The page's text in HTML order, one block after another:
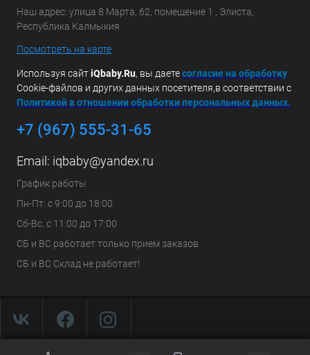
Наш адрес: улица 8 Марта, 62, помещение 1 , Элиста,
Республика Калмыкия
Посмотреть на карте
Используя сайтiQbaby.Ru, вы даетесогласие на обработку
Cookie-файлов и других данных посетителя,в соответствии с
Политикой в отношении обработки персональных данных.
+7 (967) 555-31-65
Email: iqbaby@yandex.ru
График работы
Пн-Пт: с 9:00 до 18:00
Сб-Вс. с 11:00 до 17:00
СБ и ВС работает только прием заказов
СБ и ВС Склад не работает!